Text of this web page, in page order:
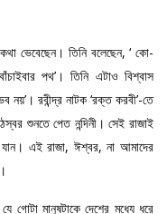
ভেবেছেন। তিনি বলেছেন, ‘ কো-
পথ’। তিনি এটাও বিশ্বাস
নয়’। রবীন্দ্র নাটক ‘রক্ত করবী’-তে
শুনতে পেত নন্দিনী। সেই রাজাই
যান। এই রাজা, ঈশ্বর, না আমাদের
গোটা মানুষটাকে দেশের মধ্যে ধরে